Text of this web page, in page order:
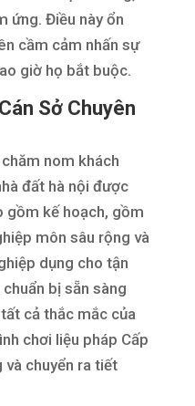
ứng. Điều này ổn
cầm cảm nhấn sự
giờ họ bắt buộc.
Sở Chuyên
nom khách
đất hà nội được
gồm kế hoạch, gồm
môn sâu rộng và
dụng cho tận
bị sẵn sàng
cả thắc mắc của
chơi liệu pháp Cấp
chuyển ra tiết